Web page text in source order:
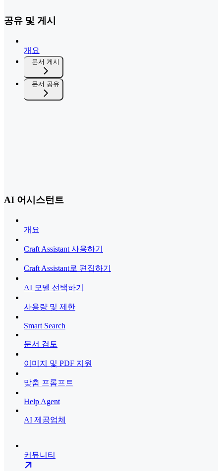
공유 및 게시
개요
문서 게시
문서 공유
AI 어시스턴트
개요
Craft Assistant 사용하기
Craft Assistant로 편집하기
AI 모델 선택하기
사용량 및 제한
Smart Search
문서 검토
이미지 및 PDF 지원
맞춤 프롬프트
Help Agent
AI 제공업체
커뮤니티